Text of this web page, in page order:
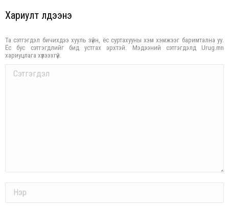
Хариулт үлдээнэ үү
Та сэтгэгдэл бичихдээ хууль зүйн, ёс суртахууны хэм хэмжээг баримтална уу.
Ёс бус сэтгэгдлийг бид устгах эрхтэй. Мэдээний сэтгэгдэлд Urug.mn
хариуцлага хүлээхгүй.
Comment